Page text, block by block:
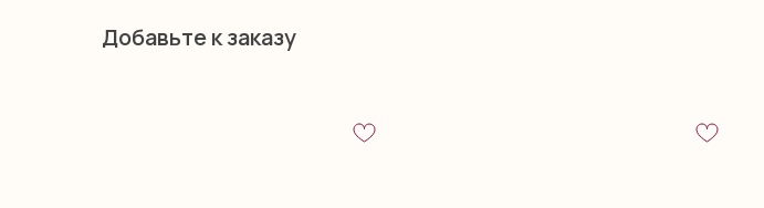
Добавьте к заказу